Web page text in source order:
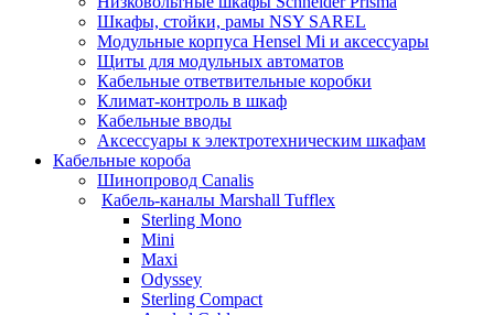
Шкафы, стойки, рамы NSY SAREL
Модульные корпуса Hensel Mi и аксессуары
Щиты для модульных автоматов
Кабельные ответвительные коробки
Климат-контроль в шкаф
Кабельные вводы
Аксессуары к электротехническим шкафам
Кабельные короба
Шинопровод Canalis
Кабель-каналы Marshall Tufflex
Sterling Mono
Mini
Maxi
Odyssey
Sterling Compact